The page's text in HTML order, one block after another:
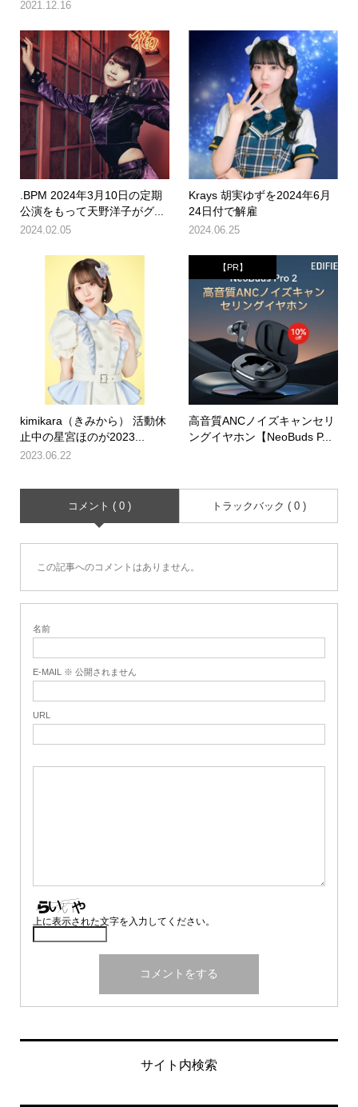
2021.12.16
.BPM 2024年3月10日の定期
公演をもって天野洋子がグ...
2024.02.05
Krays 胡実ゆずを2024年6月
24日付で解雇
2024.06.25
kimikara（きみから） 活動休
止中の星宮ほのが2023...
2023.06.22
【PR】
高音質ANCノイズキャンセリ
ングイヤホン【NeoBuds P...
コメント ( 0 ) トラックバック ( 0 )
この記事へのコメントはありません。
名前
E-MAIL ※ 公開されません
URL
上に表示された文字を入力してください。
サイト内検索